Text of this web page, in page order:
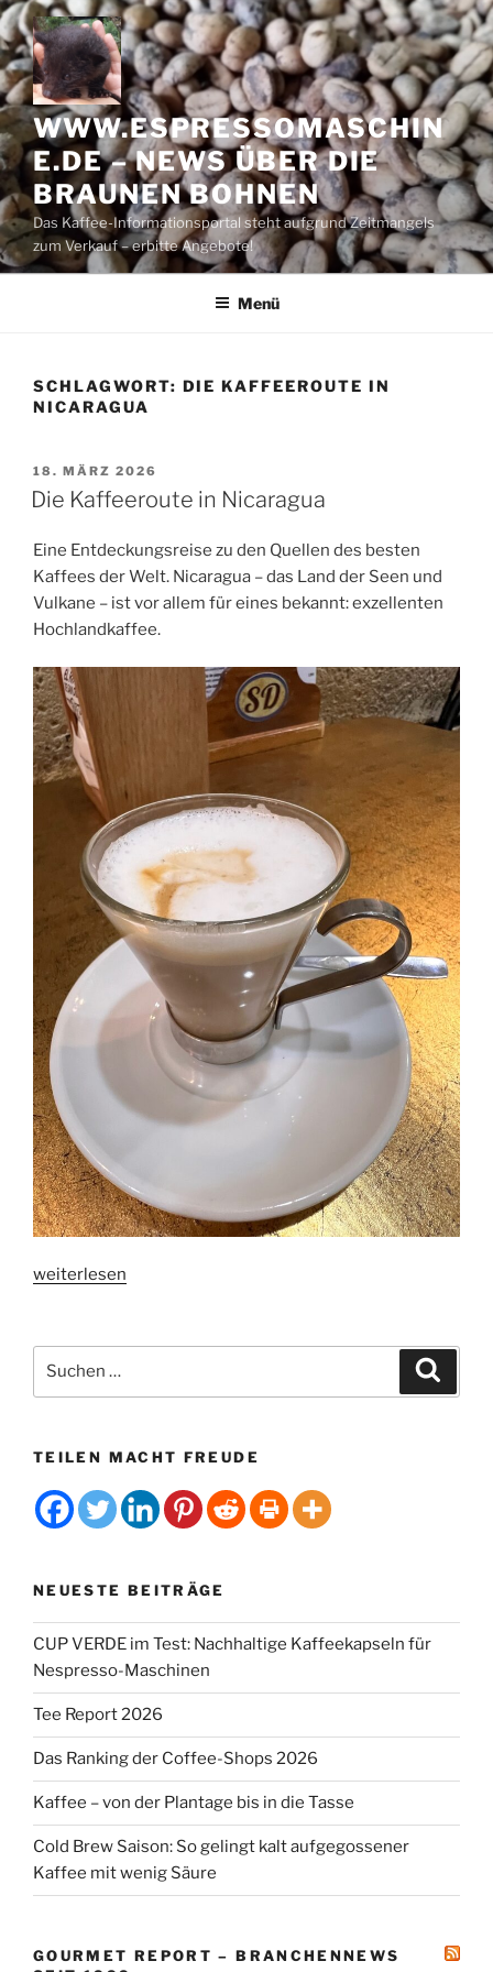
Zum
Inhalt
springen
WWW.ESPRESSOMASCHIN
E.DE – NEWS ÜBER DIE
BRAUNEN BOHNEN
Das Kaffee-Informationsportal steht aufgrund Zeitmangels
zum Verkauf – erbitte Angebote!
Menü
SCHLAGWORT: DIE KAFFEEROUTE IN
NICARAGUA
VERÖFFENTLICHT
AM
18. MÄRZ 2026
Die Kaffeeroute in Nicaragua
Eine Entdeckungsreise zu den Quellen des besten
Kaffees der Welt. Nicaragua – das Land der Seen und
Vulkane – ist vor allem für eines bekannt: exzellenten
Hochlandkaffee.
„Die
Nicaragua“
weiterlesen
nach:
TEILEN MACHT FREUDE
NEUESTE BEITRÄGE
CUP VERDE im Test: Nachhaltige Kaffeekapseln für
Nespresso-Maschinen
Tee Report 2026
Das Ranking der Coffee-Shops 2026
Kaffee – von der Plantage bis in die Tasse
Cold Brew Saison: So gelingt kalt aufgegossener
Kaffee mit wenig Säure
GOURMET REPORT – BRANCHENNEWS